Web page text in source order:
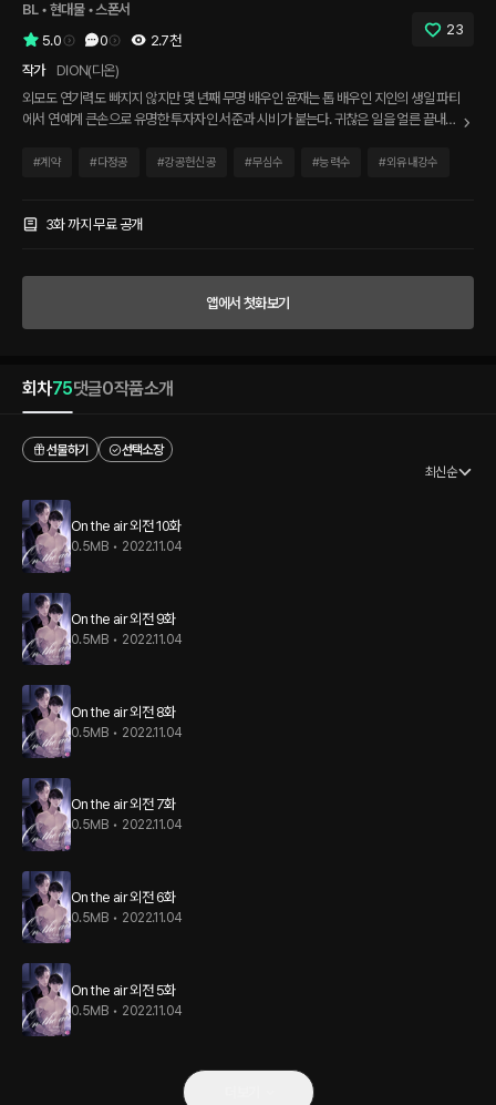
BL • 현대물 • 스폰서
5.0
0 2.7천
23
작가
DION(디온)
외모도 연기력도 빠지지 않지만 몇 년째 무명 배우인 윤재는 톱 배우인 지인의 생일 파티
에서 연예계 큰손으로 유명한 투자자인 서준과 시비가 붙는다. 귀찮은 일을 얼른 끝내야
며 한 가지 제안을 해 오는 서준. “이윤재 씨. 나는 손해 보는 투자는 잘 안 합니다.” “스폰
르는 그렇고 그런 거래 아닌가? 곧 죽어도 아닌 건 아니라고 말하는 남자, 이윤재. 하지만
#계약 #다정공 #강공헌신공 #무심수 #능력수 #외유내강수
3화 까지 무료 공개
앱에서 첫화보기
회차75댓글0작품소개
선물하기
선택소장
최신순
On the air 외전 10화
0.5MB • 2022.11.04
On the air 외전 9화
0.5MB • 2022.11.04
On the air 외전 8화
0.5MB • 2022.11.04
On the air 외전 7화
0.5MB • 2022.11.04
On the air 외전 6화
0.5MB • 2022.11.04
On the air 외전 5화
0.5MB • 2022.11.04